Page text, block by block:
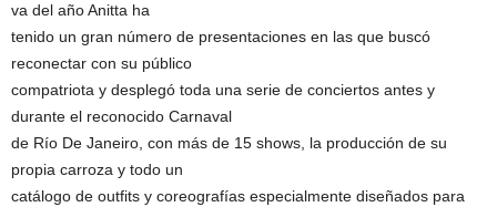
va del año Anitta ha
tenido un gran número de presentaciones en las que buscó
reconectar con su público
compatriota y desplegó toda una serie de conciertos antes y
durante el reconocido Carnaval
de Río De Janeiro, con más de 15 shows, la producción de su
propia carroza y todo un
catálogo de outfits y coreografías especialmente diseñados para